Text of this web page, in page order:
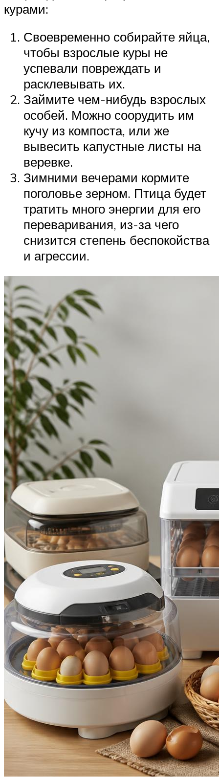
курами:
Своевременно собирайте яйца,
чтобы взрослые куры не
успевали повреждать и
расклевывать их.
Займите чем-нибудь взрослых
особей. Можно соорудить им
кучу из компоста, или же
вывесить капустные листы на
веревке.
Зимними вечерами кормите
поголовье зерном. Птица будет
тратить много энергии для его
переваривания, из-за чего
снизится степень беспокойства
и агрессии.